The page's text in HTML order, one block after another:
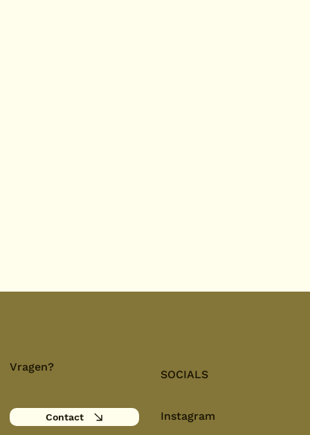
SOCIALS
Instagram
Vragen?
Contact